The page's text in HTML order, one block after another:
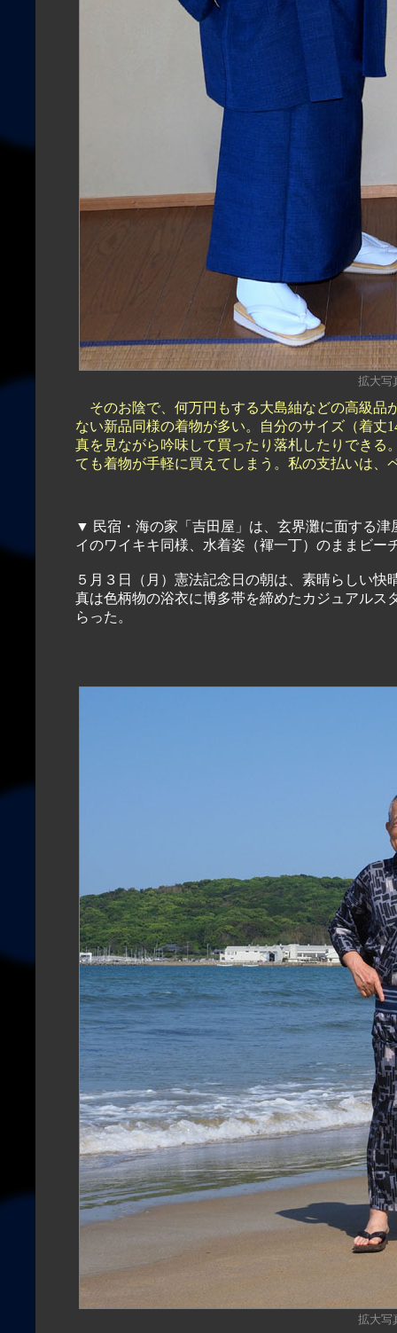
拡大写
そのお陰で、何万円もする大島紬などの高級品
ない新品同様の着物が多い。自分のサイズ（着丈
真を見ながら吟味して買ったり落札したりでき
ても着物が手軽に買えてしまう。私の支払いは、
▼ 民宿・海の家「吉田屋」は、玄界灘に面する
イのワイキキ同様、水着姿（褌一丁）のままビー
５月３日（月）憲法記念日の朝は、素晴らしい
真は色柄物の浴衣に博多帯を締めたカジュアル
らった。
拡大写